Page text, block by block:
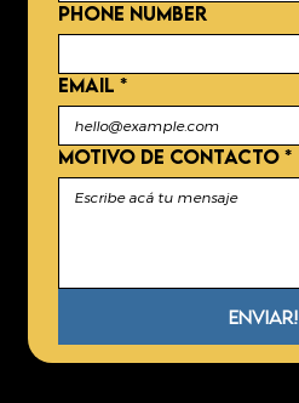
Phone number
EMAIL *
MOTIVO DE CONTACTO *
Enviar!